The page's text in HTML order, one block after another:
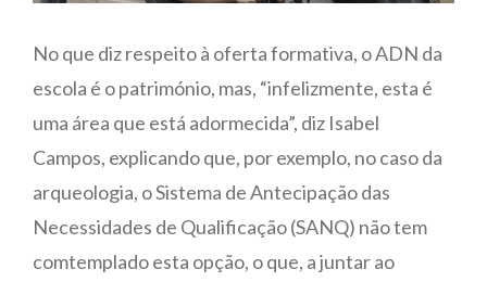
No que diz respeito à oferta formativa, o ADN da
escola é o património, mas, “infelizmente, esta é
uma área que está adormecida”, diz Isabel
Campos, explicando que, por exemplo, no caso da
arqueologia, o Sistema de Antecipação das
Necessidades de Qualificação (SANQ) não tem
comtemplado esta opção, o que, a juntar ao